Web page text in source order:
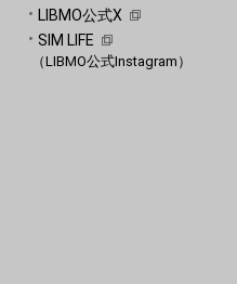
LIBMO公式X
SIM LIFE
（LIBMO公式Instagram）